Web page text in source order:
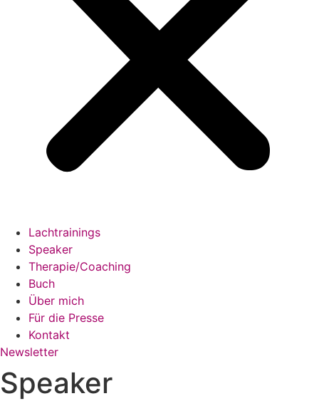
Lachtrainings
Speaker
Therapie/Coaching
Buch
Über mich
Für die Presse
Kontakt
Newsletter
Speaker